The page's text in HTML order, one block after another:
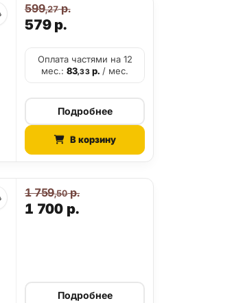
579р.
599,27р.
Оплата частями на 12
мес.:83,33р./ мес.
Подробнее
В корзину
1 700 р.
1 759,50р.
Подробнее